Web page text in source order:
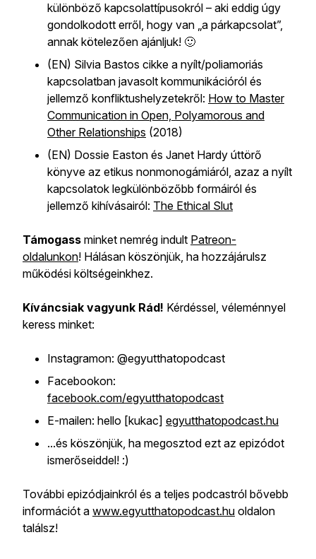
különböző kapcsolattípusokról – aki eddig úgy
gondolkodott erről, hogy van „a párkapcsolat”,
annak kötelezően ajánljuk! 🙂
(EN) Silvia Bastos cikke a nyílt/poliamoriás
kapcsolatban javasolt kommunikációról és
jellemző konfliktushelyzetekről: How to Master
Communication in Open, Polyamorous and
Other Relationships (2018)
(EN) Dossie Easton és Janet Hardy úttörő
könyve az etikus nonmonogámiáról, azaz a nyílt
kapcsolatok legkülönbözőbb formáiról és
jellemző kihívásairól: The Ethical Slut
Támogass minket nemrég indult Patreon-
oldalunkon! Hálásan köszönjük, ha hozzájárulsz
működési költségeinkhez.
Kíváncsiak vagyunk Rád! Kérdéssel, véleménnyel
keress minket:
Instagramon: @egyutthatopodcast
Facebookon:
facebook.com/egyutthatopodcast
E-mailen: hello [kukac] egyutthatopodcast.hu
...és köszönjük, ha megosztod ezt az epizódot
ismerőseiddel! :)
További epizódjainkról és a teljes podcastról bővebb
információt a www.egyutthatopodcast.hu oldalon
találsz!